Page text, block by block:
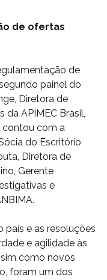
de ofertas
de
painel do
Diretora de
da APIMEC Brasil,
contou com a
do Escritório
Diretora de
Gerente
e
país e as resoluções
e agilidade às
como novos
foram um dos